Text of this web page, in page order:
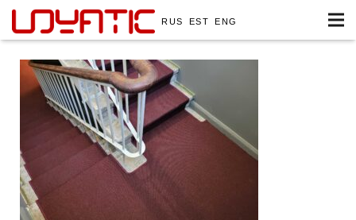
RUS EST ENG